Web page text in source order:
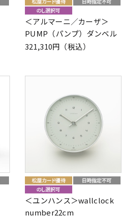
＜アルマーニ／カーザ＞
PUMP（パンプ）ダンベル
321,310円（税込）
＜ユンハンス＞wallclock
number22cm